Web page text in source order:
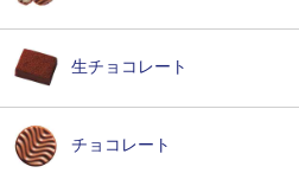
生チョコレート
チョコレート